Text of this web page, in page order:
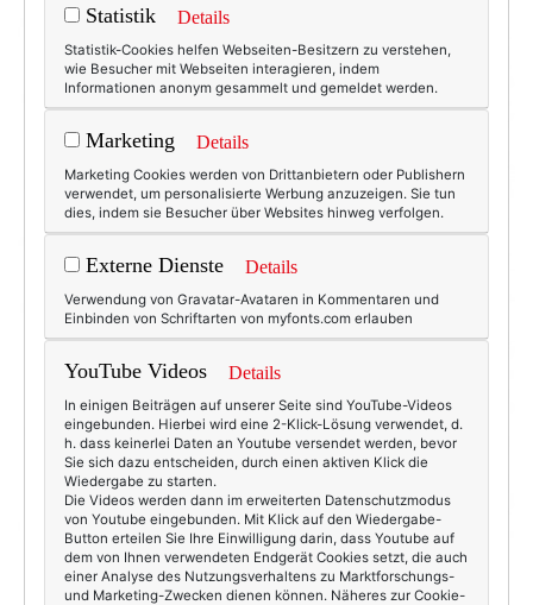
"Steel Cat" von Quay.Gefunden bei Zalando.*
Statistik Details
Statistik-Cookies helfen Webseiten-Besitzern zu verstehen,
wie Besucher mit Webseiten interagieren, indem
Informationen anonym gesammelt und gemeldet werden.
Marketing Details
Marketing Cookies werden von Drittanbietern oder Publishern
verwendet, um personalisierte Werbung anzuzeigen. Sie tun
dies, indem sie Besucher über Websites hinweg verfolgen.
Externe Dienste Details
Verwendung von Gravatar-Avataren in Kommentaren und
Einbinden von Schriftarten von myfonts.com erlauben
YouTube Videos Details
In einigen Beiträgen auf unserer Seite sind YouTube-Videos
eingebunden. Hierbei wird eine 2-Klick-Lösung verwendet, d.
h. dass keinerlei Daten an Youtube versendet werden, bevor
Sie sich dazu entscheiden, durch einen aktiven Klick die
Wiedergabe zu starten.
Die Videos werden dann im erweiterten Datenschutzmodus
von Youtube eingebunden. Mit Klick auf den Wiedergabe-
Button erteilen Sie Ihre Einwilligung darin, dass Youtube auf
dem von Ihnen verwendeten Endgerät Cookies setzt, die auch
einer Analyse des Nutzungsverhaltens zu Marktforschungs-
und Marketing-Zwecken dienen können. Näheres zur Cookie-